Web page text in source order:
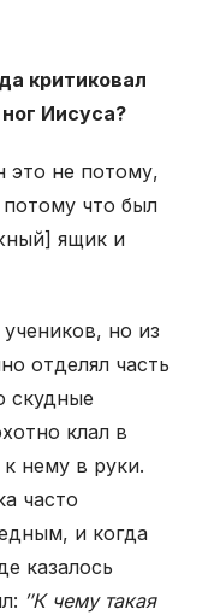
критиковал
Иисуса?
это не потому,
что был
ящик и
но из
отделял часть
скудные
клал в
нему в руки.
часто
и когда
казалось
″К чему такая